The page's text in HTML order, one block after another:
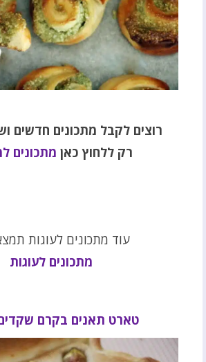
רוצים לקבל מתכונים חדשים
רק ללחוץ כאן מתכונים
עוד מתכונים לעוגות
מתכונים לעוגות
טארט תאנים בקרם